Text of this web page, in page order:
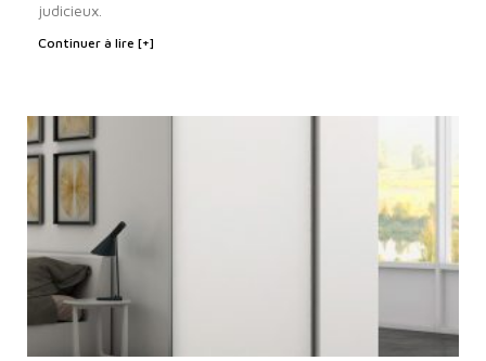
judicieux.
Continuer à lire [+]